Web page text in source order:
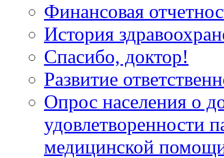
Финансовая
История
Спасибо, доктор!
Развитие
Опрос населения о
удовлетворенности
медицинской